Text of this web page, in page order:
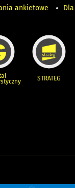
ankietowe
STRATEG